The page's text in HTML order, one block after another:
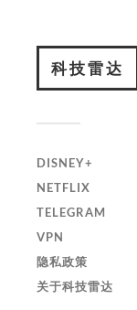
科技雷达
DISNEY+
NETFLIX
TELEGRAM
VPN
隐私政策
关于科技雷达